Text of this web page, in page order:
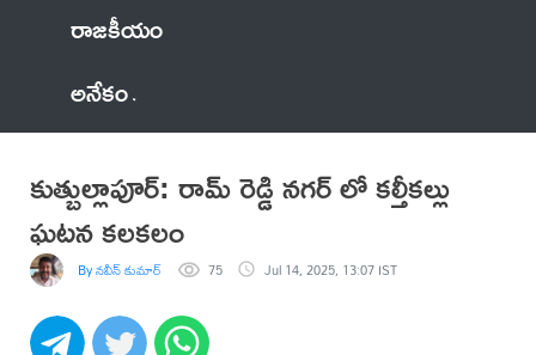
రాజకీయం
అనేకం
కుత్బుల్లాపూర్: రామ్ రెడ్డి నగర్ లో కల్తీకల్లు
ఘటన కలకలం
By నవీన్ కుమార్ 75 Jul 14, 2025, 13:07 IST